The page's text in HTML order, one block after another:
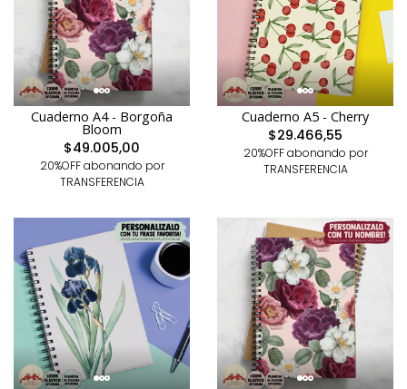
Cuaderno A4 - Borgoña
Bloom
$49.005,00
20%OFF abonando por
TRANSFERENCIA
Cuaderno A5 - Cherry
$29.466,55
20%OFF abonando por
TRANSFERENCIA